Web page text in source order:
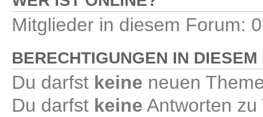
Mitglieder in diesem Forum:
BERECHTIGUNGEN IN DIESEM
Du darfst keine neuen
Du darfst keine Antworten